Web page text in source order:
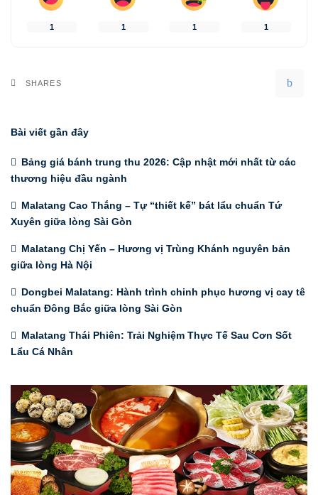
1 1 1 1
SHARES
Bài viết gần đây
Bảng giá bánh trung thu 2026: Cập nhật mới nhất từ các
thương hiệu đầu ngành
Malatang Cao Thắng – Tự “thiết kế” bát lẩu chuẩn Tứ
Xuyên giữa lòng Sài Gòn
Malatang Chị Yến – Hương vị Trùng Khánh nguyên bản
giữa lòng Hà Nội
Dongbei Malatang: Hành trình chinh phục hương vị cay tê
chuẩn Đông Bắc giữa lòng Sài Gòn
Malatang Thái Phiên: Trải Nghiệm Thực Tế Sau Cơn Sốt
Lẩu Cá Nhân